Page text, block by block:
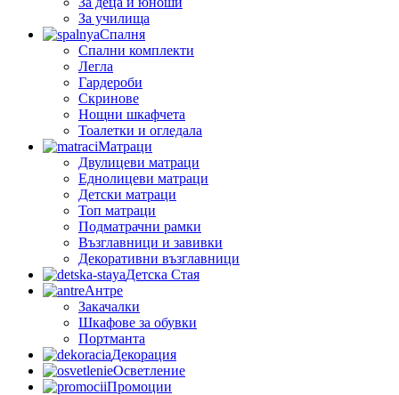
За училища
Спалня
Спални комплекти
Легла
Гардероби
Скринове
Нощни шкафчета
Тоалетки и огледала
Матраци
Двулицеви матраци
Еднолицеви матраци
Детски матраци
Топ матраци
Подматрачни рамки
Възглавници и завивки
Декоративни възглавници
Детска Стая
Антре
Закачалки
Шкафове за обувки
Портманта
Декорация
Осветление
Промоции